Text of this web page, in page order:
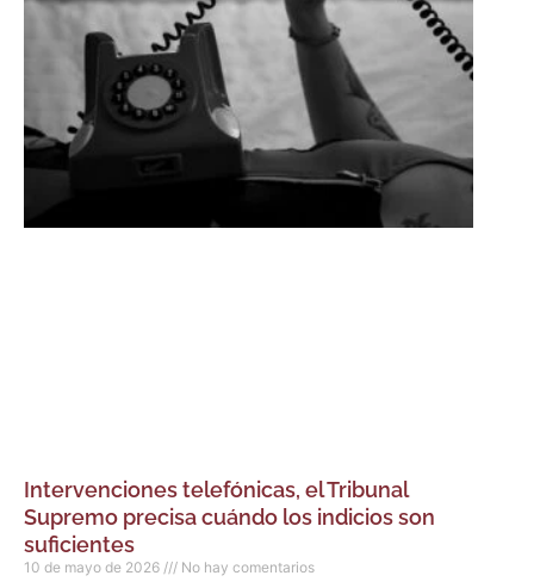
Intervenciones telefónicas, el Tribunal
Supremo precisa cuándo los indicios son
suficientes
10 de mayo de 2026 No hay comentarios